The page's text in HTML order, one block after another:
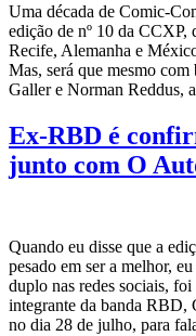
Uma década de Comic-
edição de nº 10 da CCXP,
Recife, Alemanha e
Mas, será que mesmo
Galler e Norman Reddus,
Ex-RBD é
junto com O
Quando eu disse que a
pesado em ser a melhor,
duplo nas redes sociais,
integrante da banda RBD,
no dia 28 de julho, para